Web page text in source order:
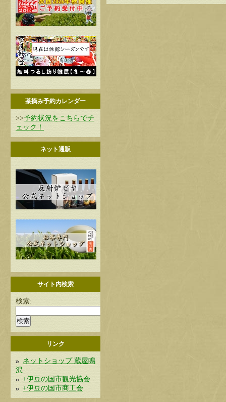
茶摘み予約カレンダー
>>予約状況をこちらでチ
ェック！
ネット通販
サイト内検索
検索:
リンク
ネットショップ 蔵屋鳴
沢
+伊豆の国市観光協会
+伊豆の国市商工会